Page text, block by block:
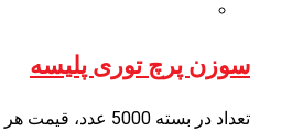
سوزن پرچ توری پلیسه
تعداد در بسته 5000 عدد، قیمت هر عدد 55 تومان